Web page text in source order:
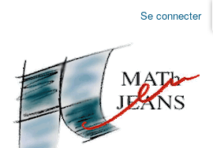
Aller
non
identifié
Se connecter